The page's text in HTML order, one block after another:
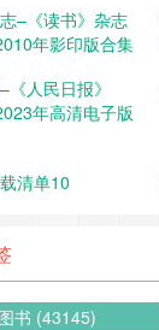
–《读书》杂志
年影印版合集
《人民日报》
年高清电子版
清单10
书 (43145)